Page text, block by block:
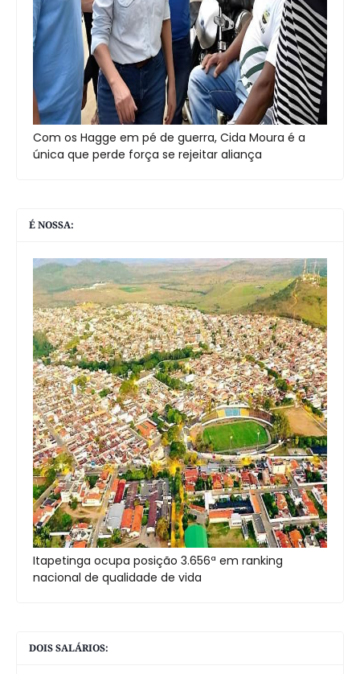
Com os Hagge em pé de guerra, Cida Moura é a
única que perde força se rejeitar aliança
É NOSSA:
Itapetinga ocupa posição 3.656ª em ranking
nacional de qualidade de vida
DOIS SALÁRIOS: